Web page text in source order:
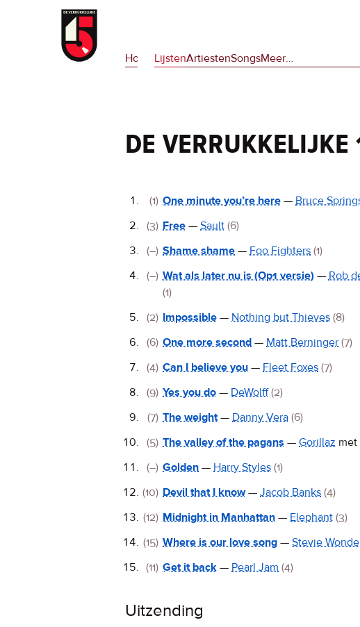
Overslaan
naar
Hoofdnavigatie
Home LijstenArtiestenSongsMeerop
nporadio2.nl
…
de verrukkelijke
De
Verrukkelijke
15
(1) One minute you’re here — Bruce
(3) Free — Sault (6)
(–) Shame shame — Foo Fighters (1)
(–) Wat als later nu is (Op1 versie) —Rob
(1)
(2) Impossible — Nothing but Thieves (8)
(6) One more second — Matt Berninger (7)
(4) Can I believe you — Fleet Foxes (7)
(9) Yes you do — DeWolff (2)
(7) The weight— Danny Vera (6)
(5) The valley of the pagans — Gorillaz met
(–) Golden — Harry Styles (1)
(10) Devil that I know— Jacob Banks (4)
(12) Midnight in Manhattan — Elephant (3)
(15) Where is our love song — Stevie
(11) Get it back — Pearl Jam (4)
Uitzending